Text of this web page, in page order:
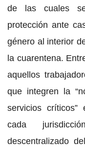
de las cuales
protección ante
género al interior
la cuarentena.
aquellos
que integren la
servicios críticos”
cada
descentralizado